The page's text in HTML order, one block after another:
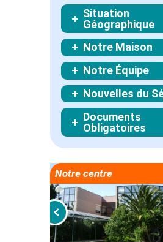
Situation
Géographique
Notre Maison
Notre Équipe
Nouvelles du
Documents
Obligatoires
Notre centre